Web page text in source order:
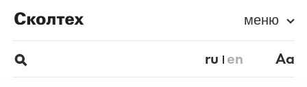
меню
ru en Aa